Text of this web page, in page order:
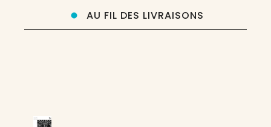
AU FIL DES LIVRAISONS